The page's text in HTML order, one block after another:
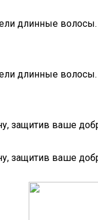
длинные
длинные
защитив ваше
защитив ваше